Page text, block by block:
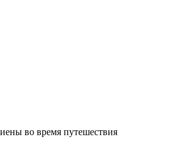
во время путешествия